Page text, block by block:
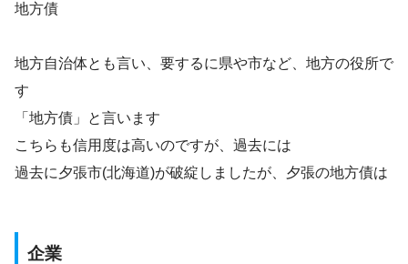
地方債
地方自治体とも言い、要するに県や市など、地方の役所で
す
「地方債」と言います
こちらも信用度は高いのですが、過去には
過去に夕張市(北海道)が破綻しましたが、夕張の地方債は
企業